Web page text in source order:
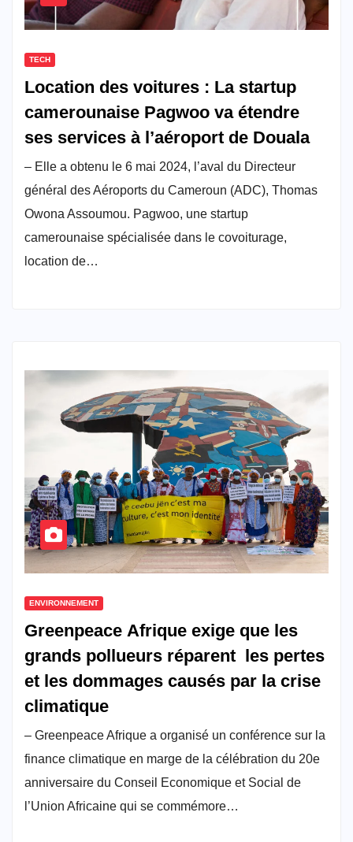
TECH
Location des voitures : La startup
camerounaise Pagwoo va étendre
ses services à l’aéroport de Douala
– Elle a obtenu le 6 mai 2024, l’aval du Directeur
général des Aéroports du Cameroun (ADC), Thomas
Owona Assoumou. Pagwoo, une startup
camerounaise spécialisée dans le covoiturage,
location de…
ENVIRONNEMENT
Greenpeace Afrique exige que les
grands pollueurs réparent les pertes
et les dommages causés par la crise
climatique
– Greenpeace Afrique a organisé un conférence sur la
finance climatique en marge de la célébration du 20e
anniversaire du Conseil Economique et Social de
l’Union Africaine qui se commémore…